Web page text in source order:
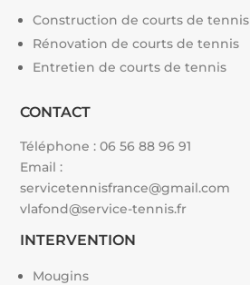
Construction de courts de tennis
Rénovation de courts de tennis
Entretien de courts de tennis
CONTACT
Téléphone :06 56 88 96 91
Email :
servicetennisfrance@gmail.com
vlafond@service-tennis.fr
INTERVENTION
Mougins